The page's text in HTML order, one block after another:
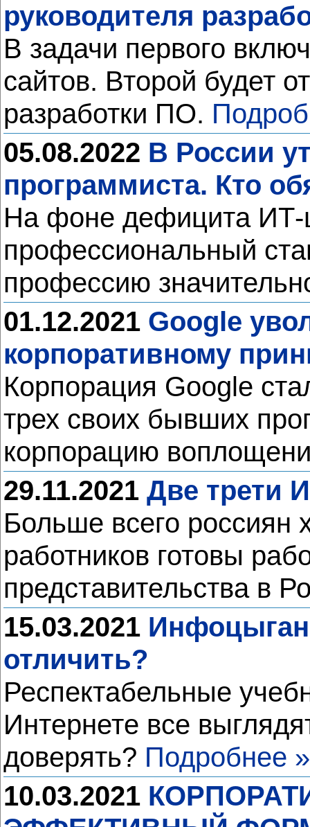
руководителя
В задачи первого
сайтов. Второй будет
разработки ПО.
05.08.2022 В России
программиста. Кто
На фоне дефицита ИТ-
профессиональный
профессию
01.12.2021 Google
корпоративному
Корпорация Google
трех своих бывших
корпорацию
29.11.2021 Две трети
Больше всего
работников готовы
представительства в
15.03.2021
отличить?
Респектабельные
Интернете все
доверять? Подробнее »
10.03.2021